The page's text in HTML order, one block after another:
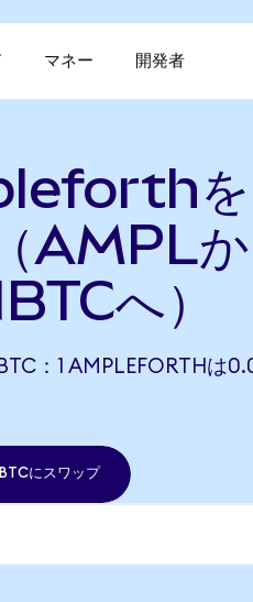
マネー 開発者
を
AMPLか
へ）
：1 AMPLEFORTHは
にスワップ